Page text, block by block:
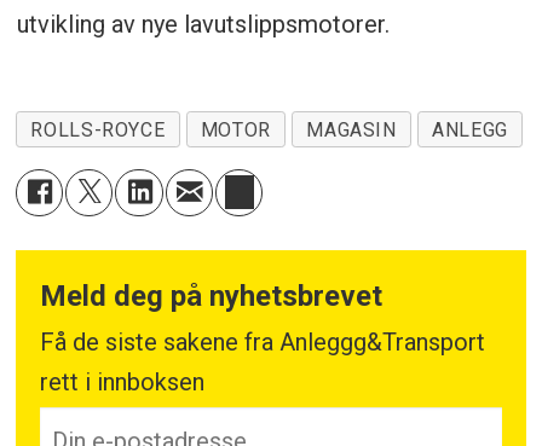
utvikling av nye lavutslippsmotorer.
ROLLS-ROYCE MOTOR MAGASIN ANLEGG
Meld deg på nyhetsbrevet
Få de siste sakene fra Anleggg&Transport
rett i innboksen